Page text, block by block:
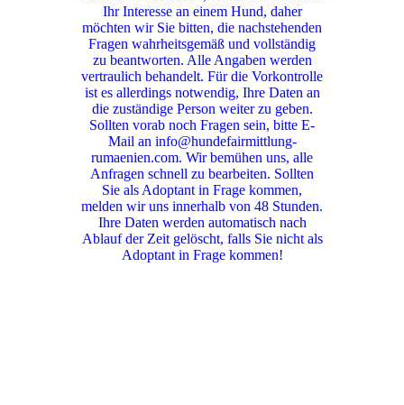
Ihr Interesse an einem Hund, daher
möchten wir Sie bitten, die nachstehenden
Fragen wahrheitsgemäß und vollständig
zu beantworten. Alle Angaben werden
vertraulich behandelt. Für die Vorkontrolle
ist es allerdings notwendig, Ihre Daten an
die zuständige Person weiter zu geben.
Sollten vorab noch Fragen sein, bitte E-
Mail an info@hundefairmittlung-
rumaenien.com. Wir bemühen uns, alle
Anfragen schnell zu bearbeiten. Sollten
Sie als Adoptant in Frage kommen,
melden wir uns innerhalb von 48 Stunden.
Ihre Daten werden automatisch nach
Ablauf der Zeit gelöscht, falls Sie nicht als
Adoptant in Frage kommen!